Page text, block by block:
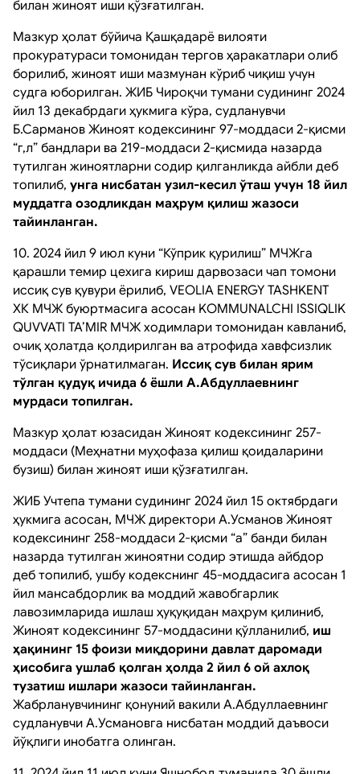
билан жиноят иши қўзғатилган.
Мазкур ҳолат бўйича Қашқадарё вилояти
прокуратураси томонидан тергов ҳаракатлари олиб
борилиб, жиноят иши мазмунан кўриб чиқиш учун
судга юборилган. ЖИБ Чироқчи тумани судининг 2024
йил 13 декабрдаги ҳукмига кўра, судланувчи
Б.Сарманов Жиноят кодексининг 97-моддаси 2-қисми
“г,л” бандлари ва 219-моддаси 2-қисмида назарда
тутилган жиноятларни содир қилганликда айбли деб
топилиб, унга нисбатан узил-кесил ўташ учун 18 йил
муддатга озодликдан маҳрум қилиш жазоси
тайинланган.
10. 2024 йил 9 июл куни “Кўприк қурилиш” МЧЖга
қарашли темир цехига кириш дарвозаси чап томони
иссиқ сув қувури ёрилиб, VEOLIA ENERGY TASHKENT
ХК МЧЖ буюртмасига асосан KOMMUNALCHI ISSIQLIK
QUVVATI TA’MIR МЧЖ ходимлари томонидан кавланиб,
очиқ ҳолатда қолдирилган ва атрофида хавфсизлик
тўсиқлари ўрнатилмаган. Иссиқ сув билан ярим
тўлган қудуқ ичида 6 ёшли А.Абдуллаевнинг
мурдаси топилган.
Мазкур ҳолат юзасидан Жиноят кодексининг 257-
моддаси (Меҳнатни муҳофаза қилиш қоидаларини
бузиш) билан жиноят иши қўзғатилган.
ЖИБ Учтепа тумани судининг 2024 йил 15 октябрдаги
ҳукмига асосан, МЧЖ директори А.Усманов Жиноят
кодексининг 258-моддаси 2-қисми “а” банди билан
назарда тутилган жиноятни содир этишда айбдор
деб топилиб, ушбу кодекснинг 45-моддасига асосан 1
йил мансабдорлик ва моддий жавобгарлик
лавозимларида ишлаш ҳуқуқидан маҳрум қилиниб,
Жиноят кодексининг 57-моддасини қўлланилиб, иш
ҳақининг 15 фоизи миқдорини давлат даромади
ҳисобига ушлаб қолган ҳолда 2 йил 6 ой ахлоқ
тузатиш ишлари жазоси тайинланган.
Жабрланувчининг қонуний вакили А.Абдуллаевнинг
судланувчи А.Усмановга нисбатан моддий даъвоси
йўқлиги инобатга олинган.